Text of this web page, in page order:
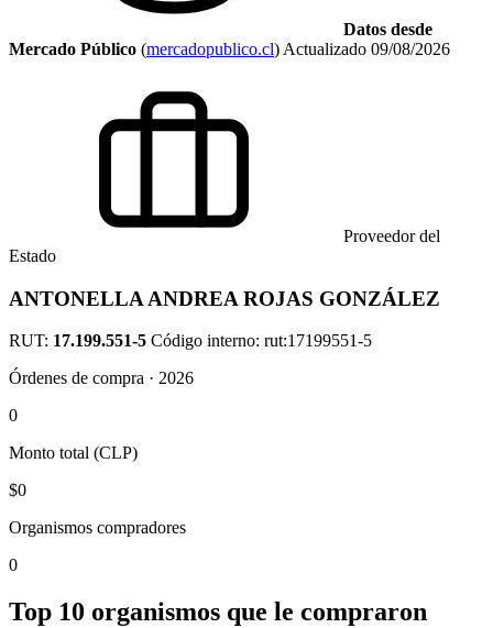
Datos desde
Mercado Público (mercadopublico.cl) Actualizado 09/08/2026
Proveedor del
Estado
ANTONELLA ANDREA ROJAS GONZÁLEZ
RUT: 17.199.551-5 Código interno: rut:17199551-5
Órdenes de compra · 2026
0
Monto total (CLP)
$0
Organismos compradores
0
Top 10 organismos que le compraron